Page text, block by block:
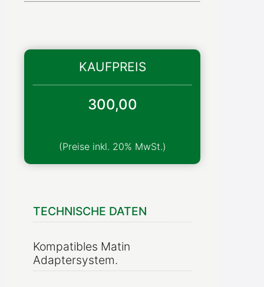
KAUFPREIS
300,00
TECHNISCHE DATEN
Kompatibles Matin
Adaptersystem.